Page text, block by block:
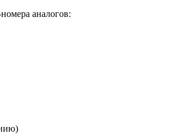
аналогов: